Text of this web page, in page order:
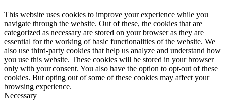
This website uses cookies to improve your experience while you
navigate through the website. Out of these, the cookies that are
categorized as necessary are stored on your browser as they are
essential for the working of basic functionalities of the website. We
also use third-party cookies that help us analyze and understand how
you use this website. These cookies will be stored in your browser
only with your consent. You also have the option to opt-out of these
cookies. But opting out of some of these cookies may affect your
browsing experience.
Necessary